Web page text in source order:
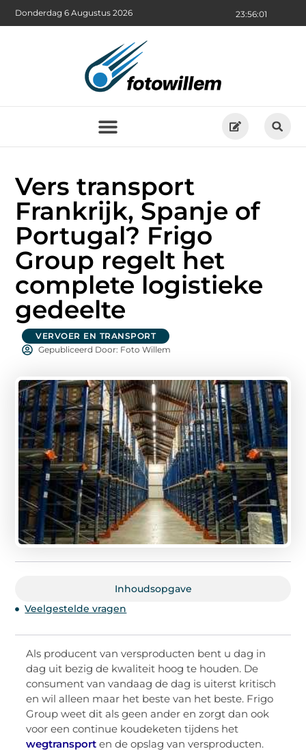
23:56:01
Donderdag 6 Augustus 2026
Vers transport
Frankrijk, Spanje of
Portugal? Frigo
Group regelt het
complete logistieke
gedeelte
VERVOER EN TRANSPORT
Gepubliceerd Door: Foto Willem
Inhoudsopgave
Veelgestelde vragen
Als producent van versproducten bent u dag in
dag uit bezig de kwaliteit hoog te houden. De
consument van vandaag de dag is uiterst kritisch
en wil alleen maar het beste van het beste. Frigo
Group weet dit als geen ander en zorgt dan ook
voor een continue koudeketen tijdens het
wegtransporten de opslag van versproducten.